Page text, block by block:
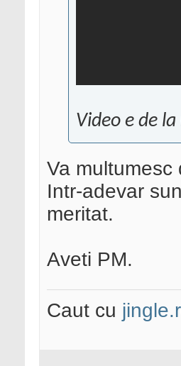
Video e de
Va multumesc
Intr-adevar
meritat.
Aveti PM.
Caut cu